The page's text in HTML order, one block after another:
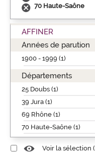
70 Haute-Saône
AFFINER
Années de parution
1900 - 1999 (1)
Départements
25 Doubs (1)
39 Jura (1)
69 Rhône (1)
70 Haute-Saône (1)
Voir la sélection (